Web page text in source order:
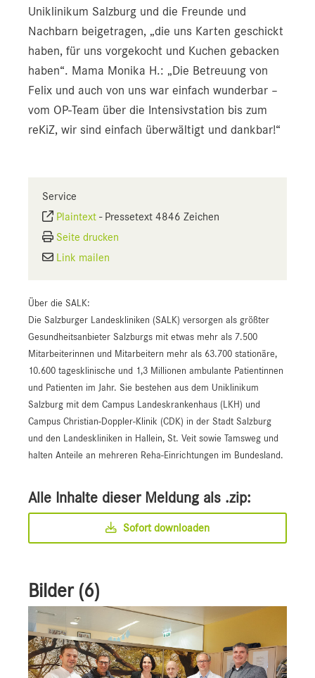
Uniklinikum Salzburg und die Freunde und
Nachbarn beigetragen, „die uns Karten geschickt
haben, für uns vorgekocht und Kuchen gebacken
haben“. Mama Monika H.: „Die Betreuung von
Felix und auch von uns war einfach wunderbar –
vom OP-Team über die Intensivstation bis zum
reKiZ, wir sind einfach überwältigt und dankbar!“
Service
Plaintext - Pressetext 4846 Zeichen
Seite drucken
Link mailen
Über die SALK:
Die Salzburger Landeskliniken (SALK) versorgen als größter
Gesundheitsanbieter Salzburgs mit etwas mehr als 7.500
Mitarbeiterinnen und Mitarbeitern mehr als 63.700 stationäre,
10.600 tagesklinische und 1,3 Millionen ambulante Patientinnen
und Patienten im Jahr. Sie bestehen aus dem Uniklinikum
Salzburg mit dem Campus Landeskrankenhaus (LKH) und
Campus Christian-Doppler-Klinik (CDK) in der Stadt Salzburg
und den Landeskliniken in Hallein, St. Veit sowie Tamsweg und
halten Anteile an mehreren Reha-Einrichtungen im Bundesland.
Alle Inhalte dieser Meldung als .zip:
Sofort downloaden
Bilder (6)